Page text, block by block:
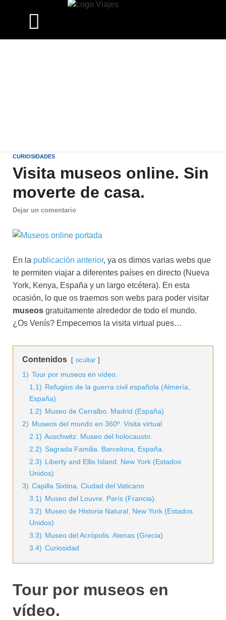
CURIOSIDADES
Visita museos online. Sin
moverte de casa.
Dejar un comentario
En la publicación anterior, ya os dimos varias webs que
te permiten viajar a diferentes países en directo (Nueva
York, Kenya, España y un largo etcétera). En esta
ocasión, lo que os traemos son webs para poder visitar
museos gratuitamente alrededor de todo el mundo.
¿Os Venís? Empecemos la visita virtual pues…
Contenidos ocultar
1) Tour por museos en vídeo.
1.1) Refugios de la guerra civil española (Almería,
España)
1.2) Museo de Cerralbo. Madrid (España)
2) Museos del mundo en 360º. Visita virtual
2.1) Auschwitz. Museo del holocausto.
2.2) Sagrada Familia. Barcelona, España.
2.3) Liberty and Ellis Island. New York (Estados
Unidos)
3) Capilla Sixtina. Ciudad del Vaticano
3.1) Museo del Louvre. París (Francia).
3.2) Museo de Historia Natural. New York (Estados
Unidos)
3.3) Museo del Acrópolis. Atenas (Grecia)
3.4) Curiosidad
Tour por museos en
vídeo.